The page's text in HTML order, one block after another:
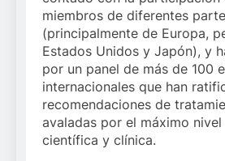
miembros de diferentes
(principalmente de Europa,
Estados Unidos y Japón), y
por un panel de más de 100
internacionales que han
recomendaciones de
avaladas por el máximo
científica y clínica.